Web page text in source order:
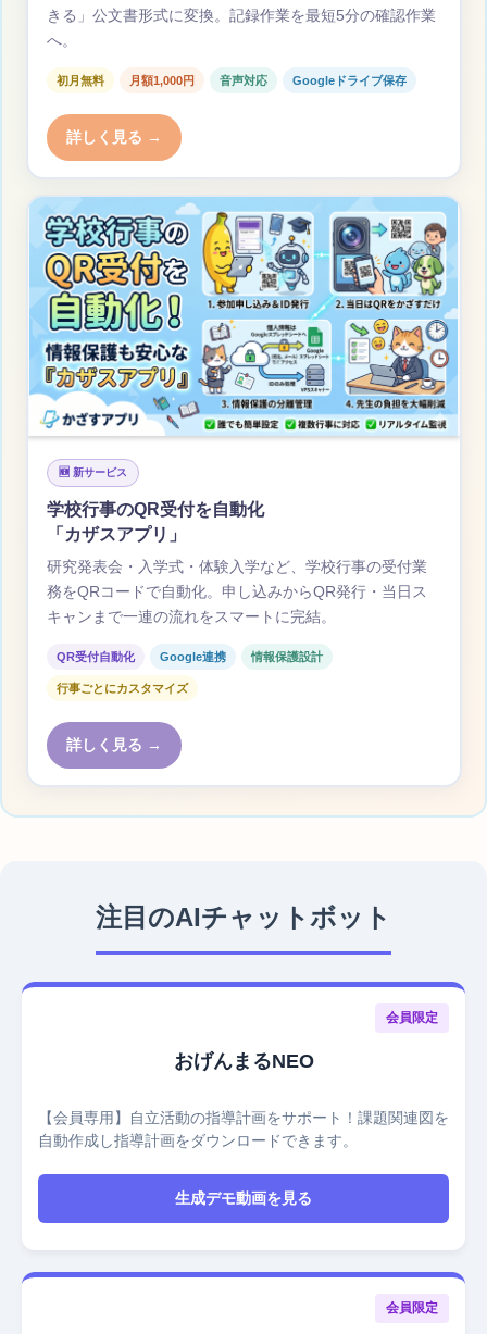
きる」公文書形式に変換。記録作業を最短5分の確認作業
へ。
初月無料 月額1,000円 音声対応 Googleドライブ保存
詳しく見る →
🆕 新サービス
学校行事のQR受付を自動化
「カザスアプリ」
研究発表会・入学式・体験入学など、学校行事の受付業
務をQRコードで自動化。申し込みからQR発行・当日ス
キャンまで一連の流れをスマートに完結。
QR受付自動化 Google連携 情報保護設計
行事ごとにカスタマイズ
詳しく見る →
注目のAIチャットボット
会員限定
おげんまるNEO
【会員専用】自立活動の指導計画をサポート！課題関連図を
自動作成し指導計画をダウンロードできます。
生成デモ動画を見る
会員限定